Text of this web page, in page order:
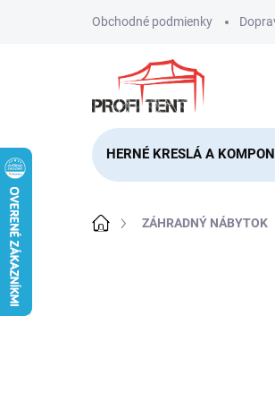
Obchodné podmienky
HERNÉ KRESLÁ A
DomovZÁHRADNÝ NÁBYTOK